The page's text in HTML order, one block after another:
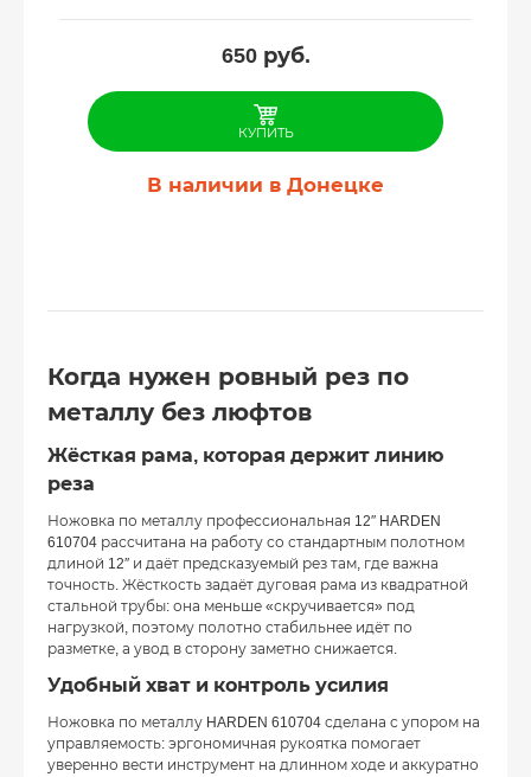
650руб.
КУПИТЬ
В наличии в Донецке
Когда нужен ровный рез по
металлу без люфтов
Жёсткая рама, которая держит линию
реза
Ножовка по металлу профессиональная 12″ HARDEN
610704 рассчитана на работу со стандартным полотном
длиной 12″ и даёт предсказуемый рез там, где важна
точность. Жёсткость задаёт дуговая рама из квадратной
стальной трубы: она меньше «скручивается» под
нагрузкой, поэтому полотно стабильнее идёт по
разметке, а увод в сторону заметно снижается.
Удобный хват и контроль усилия
Ножовка по металлу HARDEN 610704 сделана с упором на
управляемость: эргономичная рукоятка помогает
уверенно вести инструмент на длинном ходе и аккуратно